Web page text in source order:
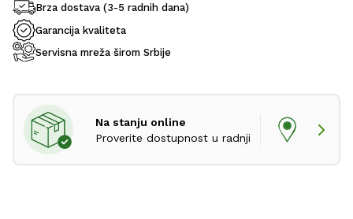
Brza dostava (3-5 radnih dana)
Garancija kvaliteta
Servisna mreža širom Srbije
Na stanju online
Proverite dostupnost u radnji